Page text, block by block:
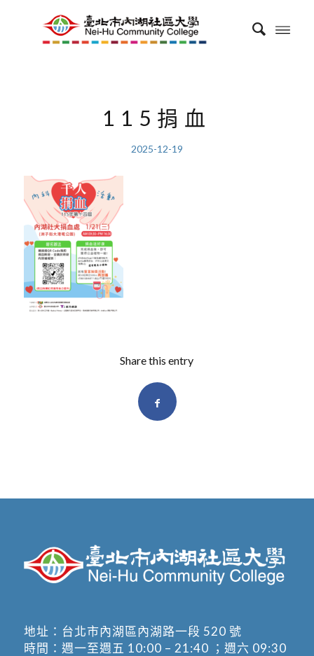
115捐血
2025-12-19
Share this entry
地址： 台北市內湖區內湖路一段 520 號
時間：週一至週五 10:00 – 21:40 ；週六 09:30